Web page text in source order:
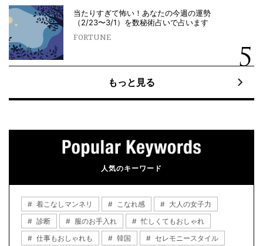
当たりすぎて怖い！あなたの今週の運勢
（2/23〜3/1）を数秘術占いで占います
FORTUNE
もっと見る
人気のキーワード
着こなしマンネリ こなれ感
大人の女子力
診断
服のお手入れ
忙しくてもおしゃれ
仕事もおしゃれも
韓国
セレモニースタイル